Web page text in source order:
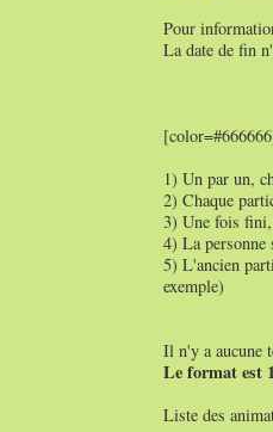
Pour
La date de fin
1) Un par un,
2) Chaque
3) Une fois
4) La personne
5) L'ancien
exemple)
Il n'y a aucune
Le format est
Liste des